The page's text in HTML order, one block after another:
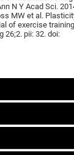
N Y Acad Sci.
MW et al.
of exercise
26;2. pii: 32. doi: